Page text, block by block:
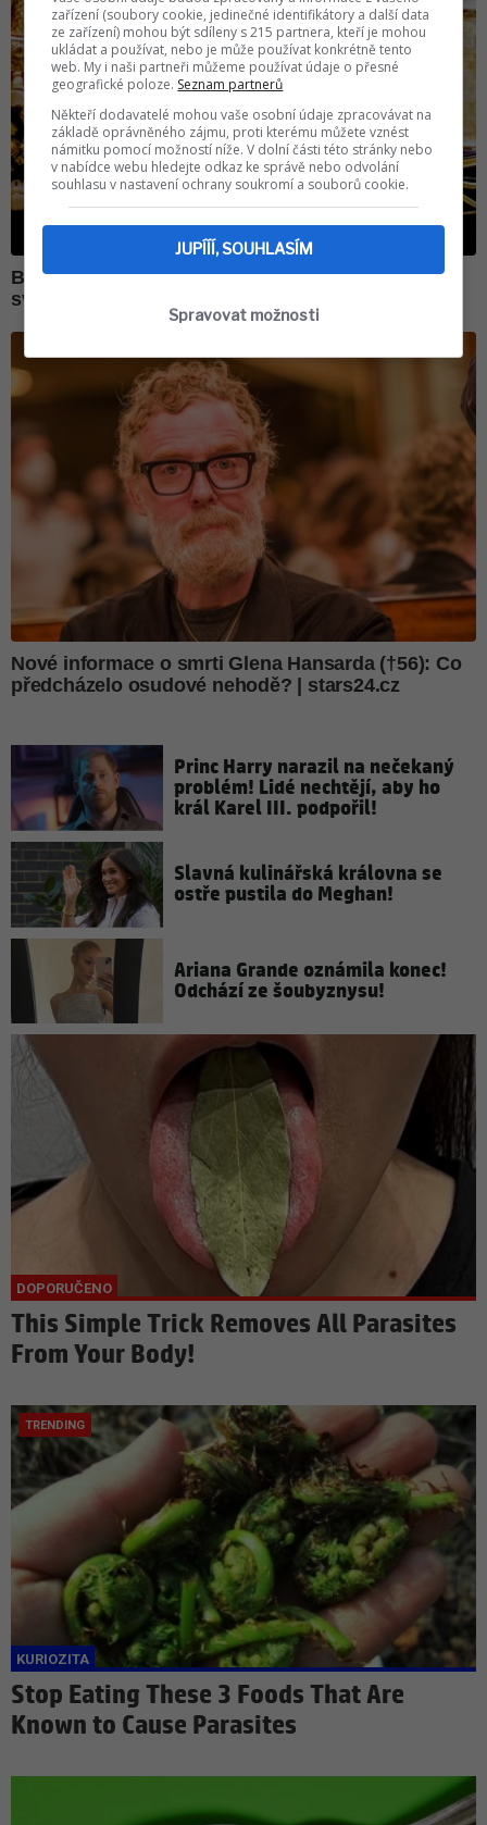
Princ Harry narazil na nečekaný
problém! Lidé nechtějí, aby ho
král Karel III. podpořil!
Slavná kulinářská královna se
ostře pustila do Meghan!
Ariana Grande oznámila konec!
Odchází ze šoubyznysu!
This Simple Trick Removes All Parasites
From Your Body!
Stop Eating These 3 Foods That Are
Known to Cause Parasites
zařízení (soubory cookie, jedinečné identifikátory a další data
ze zařízení) mohou být sdíleny s 215 partnera, kteří je mohou
ukládat a používat, nebo je může používat konkrétně tento
web. My i naši partneři můžeme používat údaje o přesné
geografické poloze. Seznam partnerů
Někteří dodavatelé mohou vaše osobní údaje zpracovávat na
základě oprávněného zájmu, proti kterému můžete vznést
námitku pomocí možností níže. V dolní části této stránky nebo
v nabídce webu hledejte odkaz ke správě nebo odvolání
souhlasu v nastavení ochrany soukromí a souborů cookie.
JUPÍÍÍ, SOUHLASÍM
Spravovat možnosti